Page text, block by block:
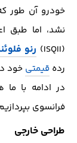
خودرو آن طور
نشد، اما طبق
(ISQII)
رنو
رده قیمتی خود
در ادامه با ما
فرانسوی
طراحی خارجی